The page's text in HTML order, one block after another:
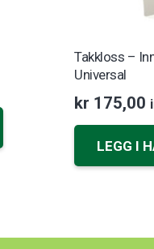
Takkloss –
Universal
kr 175,00
LEGG I